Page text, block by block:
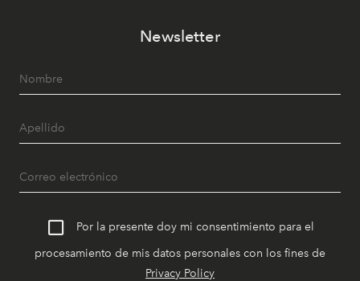
Newsletter
Por la presente doy mi consentimiento para el
procesamiento de mis datos personales con los fines de
Privacy Policy